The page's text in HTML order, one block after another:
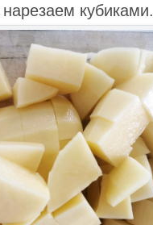
кубиками.